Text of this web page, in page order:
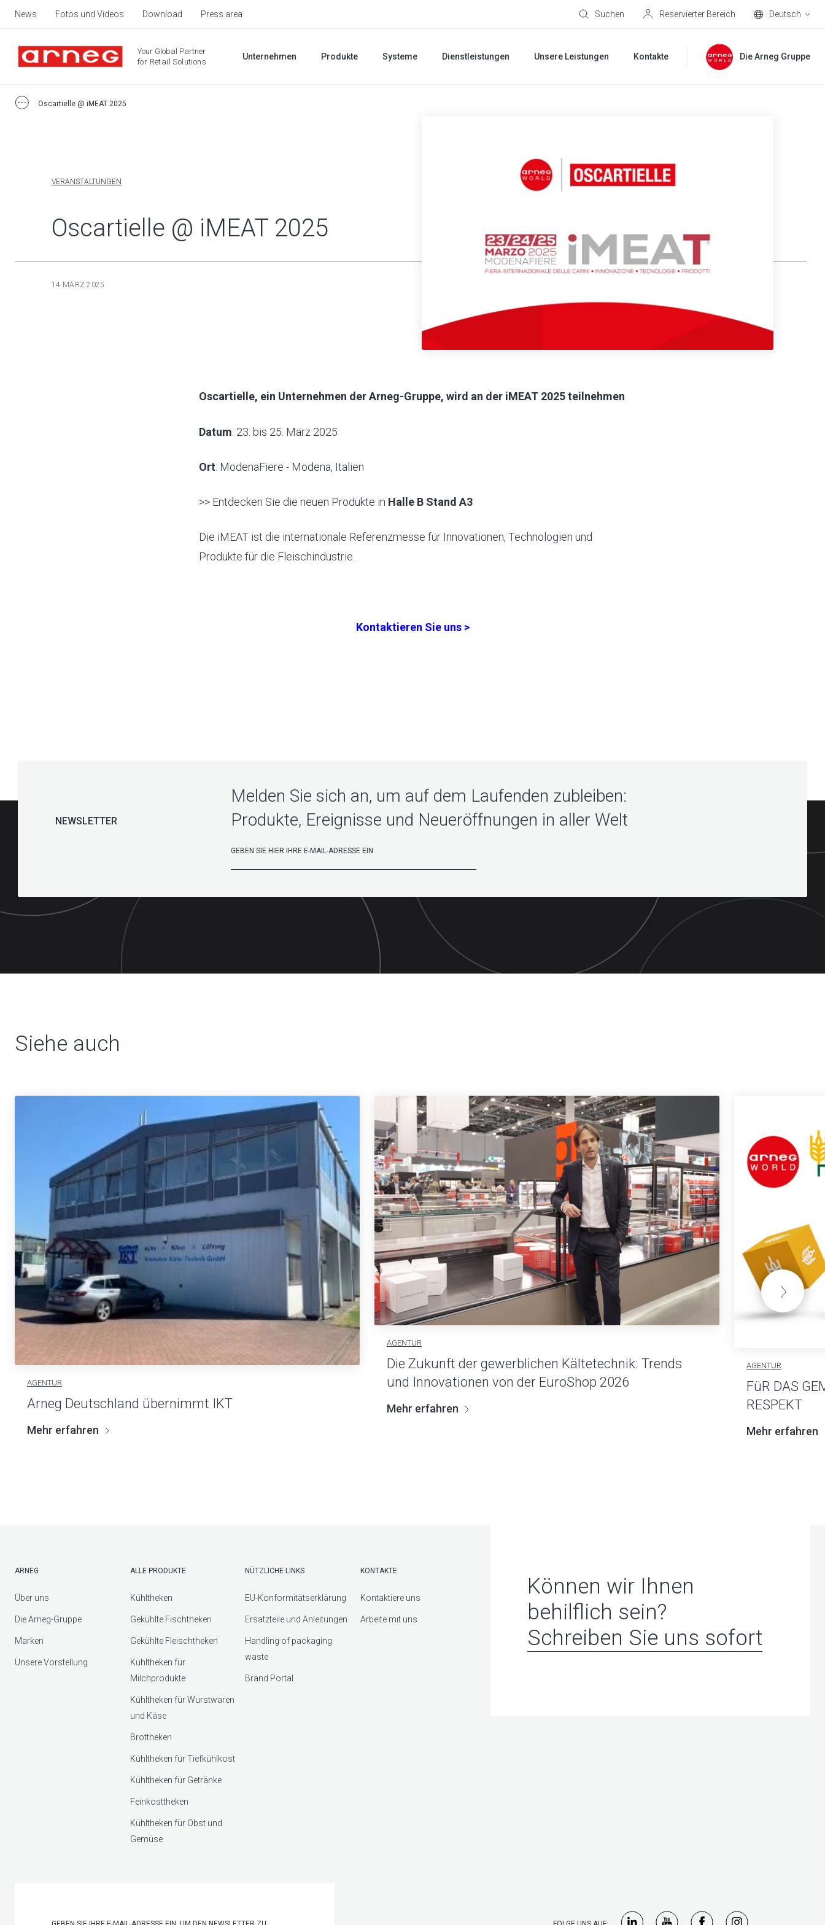
News Fotos und Videos Download Press area Suchen Reservierter Bereich Deutsch
Your Global Partner
for Retail Solutions
Unternehmen Produkte Systeme Dienstleistungen Unsere Leistungen Kontakte Die Arneg Gruppe
Oscartielle @ iMEAT 2025
VERANSTALTUNGEN
Oscartielle @ iMEAT 2025
14 MÄRZ 2025
Oscartielle, ein Unternehmen der Arneg-Gruppe, wird an der iMEAT 2025 teilnehmen
Datum: 23. bis 25. März 2025
Ort: ModenaFiere - Modena, Italien
>> Entdecken Sie die neuen Produkte in Halle B Stand A3
Die iMEAT ist die internationale Referenzmesse für Innovationen, Technologien und
Produkte für die Fleischindustrie.
Kontaktieren Sie uns >
NEWSLETTER
Melden Sie sich an, um auf dem Laufenden zubleiben:
Produkte, Ereignisse und Neueröffnungen in aller Welt
Siehe auch
AGENTUR
Arneg Deutschland übernimmt IKT
Mehr erfahren
AGENTUR
Die Zukunft der gewerblichen Kältetechnik: Trends
und Innovationen von der EuroShop 2026
Mehr erfahren
AGENTUR
FüR DAS
RESPEKT
Mehr erfahren
ARNEG
Über uns
Die Arneg-Gruppe
Marken
Unsere Vorstellung
ALLE PRODUKTE
Kühltheken
Gekühlte Fischtheken
Gekühlte Fleischtheken
Kühltheken für
Milchprodukte
Kühltheken für Wurstwaren
und Käse
Brottheken
Kühltheken für Tiefkühlkost
Kühltheken für Getränke
Feinkosttheken
Kühltheken für Obst und
Gemüse
NÜTZLICHE LINKS
EU-Konformitätserklärung
Ersatzteile und Anleitungen
Handling of packaging
waste
Brand Portal
KONTAKTE
Kontaktiere uns
Arbeite mit uns
Können wir Ihnen
behilflich sein?
Schreiben Sie uns sofort